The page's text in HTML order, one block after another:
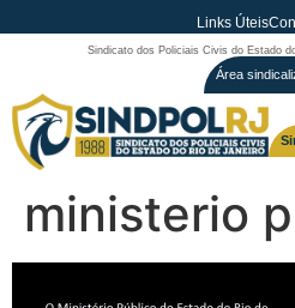
Links Úteis
Sindicato dos Policiais Civis do Estado
Área
ministerio